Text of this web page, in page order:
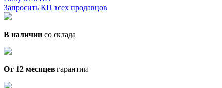
Запросить КП всех продавцов
В наличии со склада
От 12 месяцев гарантии